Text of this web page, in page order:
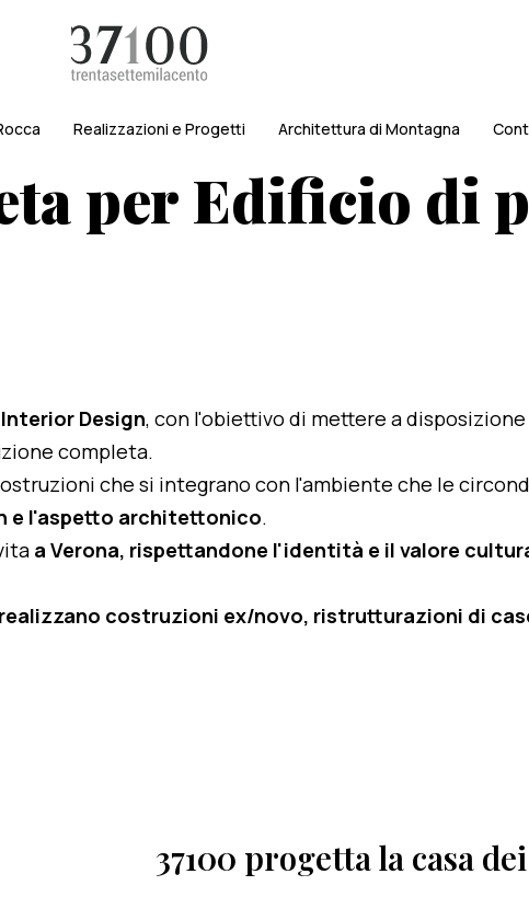
Realizzazioni e Progetti Architettura di Montagna
per Edificio di
Design, con l'obiettivo di mettere a
completa.
che si integrano con l'ambiente che le
e l'aspetto architettonico.
a Verona, rispettandone l'identità e il valore
costruzioni ex/novo, ristrutturazioni di
37100 progetta la casa